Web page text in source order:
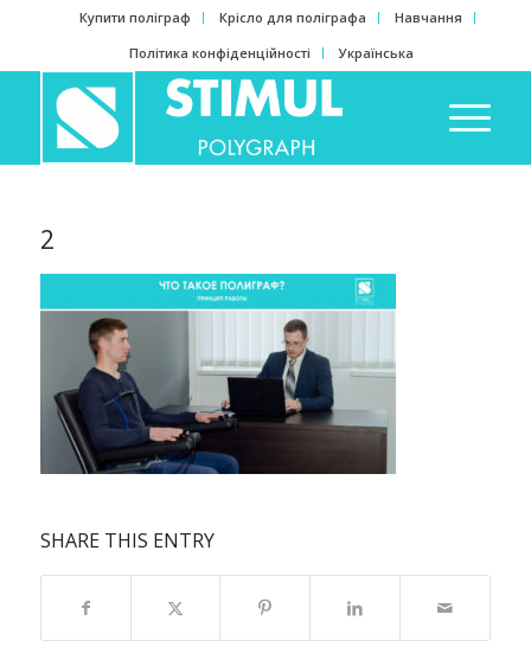
Купити поліграф Крісло для поліграфа
Навчання
Політика конфіденційності
Українська
2
SHARE THIS ENTRY